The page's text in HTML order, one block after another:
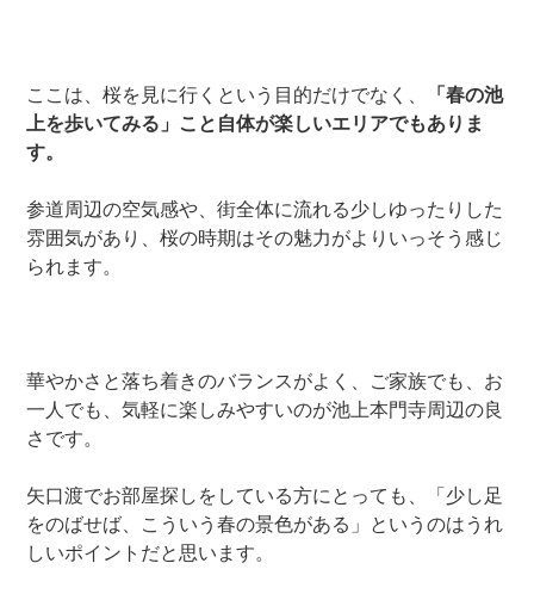
ここは、桜を見に行くという目的だけでなく、
「春の池
上を歩いてみる」こと自体が楽しいエリアでもありま
す。
参道周辺の空気感や、街全体に流れる少しゆったりした
雰囲気があり、桜の時期はその魅力がよりいっそう感じ
られます。
華やかさと落ち着きのバランスがよく、ご家族でも、お
一人でも、気軽に楽しみやすいのが池上本門寺周辺の良
さです。
矢口渡でお部屋探しをしている方にとっても、「少し足
をのばせば、こういう春の景色がある」というのはうれ
しいポイントだと思います。